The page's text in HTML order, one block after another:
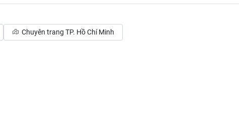
Chuyên trang TP. Hồ Chí Minh